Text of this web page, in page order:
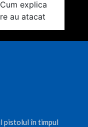
pistolul în timpul